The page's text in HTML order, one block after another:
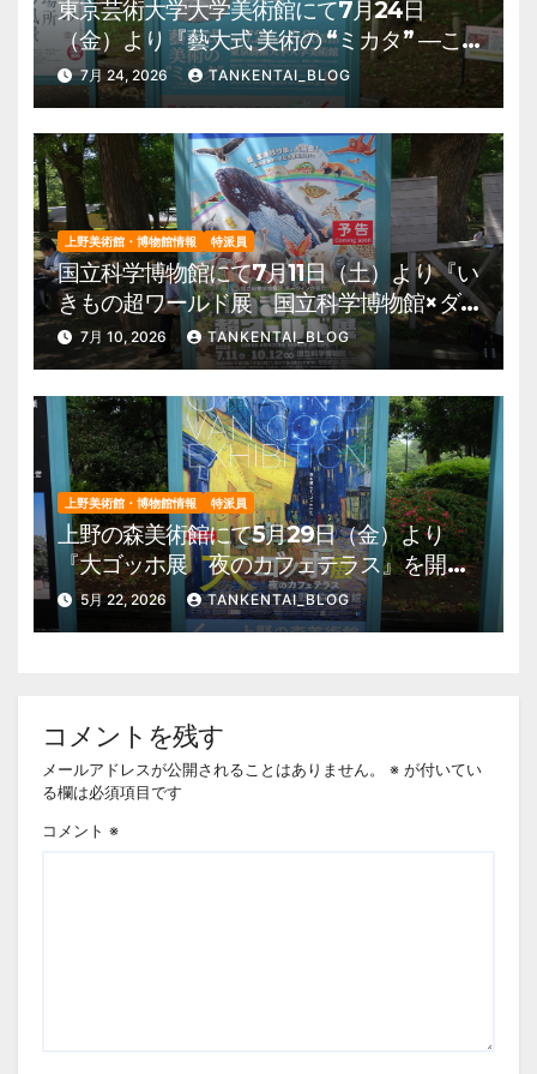
東京芸術大学大学美術館にて7月24日
（金）より『藝大式 美術の “ミカタ” ―こ
の夏、藝大生になる―』を開催。 上野公
園 美術館・博物館 混雑情報他
7月 24, 2026 TANKENTAI_BLOG
上野美術館・博物館情報 特派員
国立科学博物館にて7月11日（土）より『い
きもの超ワールド展 国立科学博物館×ダ
ーウィンが来た！』を開催。 上野公園
美術館・博物館 混雑情報他
7月 10, 2026 TANKENTAI_BLOG
上野美術館・博物館情報 特派員
上野の森美術館にて5月29日（金）より
『大ゴッホ展 夜のカフェテラス』を開
催。 上野公園 美術館・博物館 混雑情
報他
5月 22, 2026 TANKENTAI_BLOG
コメントを残す
メールアドレスが公開されることはありません。 ※ が付いてい
る欄は必須項目です
コメント ※